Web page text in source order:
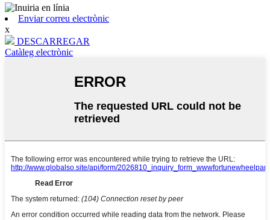
Enviar correu electrònic
x
DESCARREGAR
Catàleg electrònic